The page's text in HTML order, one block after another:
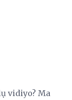
vidiyo? Ma